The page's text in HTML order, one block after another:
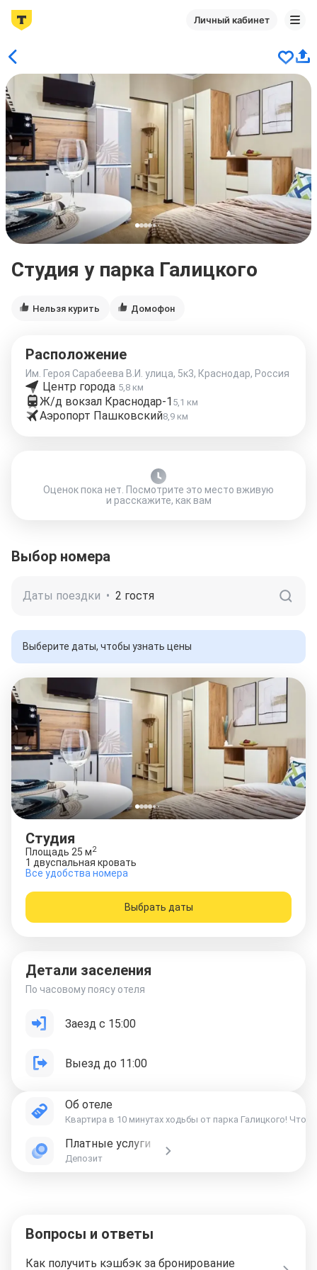
Личный кабинет
Студия у парка Галицкого
Нельзя курить Домофон
Расположение
Им. Героя Сарабеева В.И. улица, 5к3, Краснодар, Россия
Центр города 5,8 км
Ж/д вокзал Краснодар-1 5,1 км
Аэропорт Пашковский8,9 км
Оценок пока нет. Посмотрите это место вживую
и расскажите, как вам
Выбор номера
Даты поездки • 2 гостя
Выберите даты, чтобы узнать цены
Студия
Площадь 25 м2
1 двуспальная кровать
Все удобства номера
Выбрать даты
Детали заселения
По часовому поясу отеля
Заезд с 15:00
Выезд до 11:00
Об отеле
Квартира в 10 минутах ходьбы от парка Галицкого!
Платные услуги
Депозит
Вопросы и ответы
Как получить кэшбэк за бронирование